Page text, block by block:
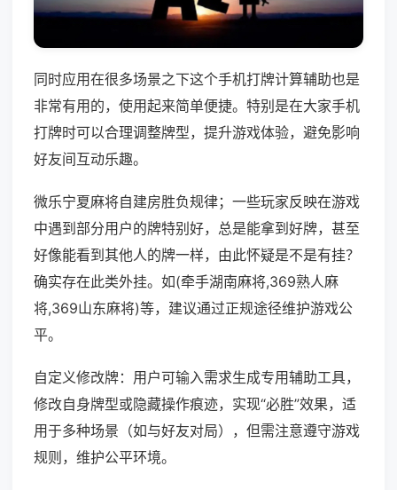
同时应用在很多场景之下这个手机打牌计算辅助也是
非常有用的，使用起来简单便捷。特别是在大家手机
打牌时可以合理调整牌型，提升游戏体验，避免影响
好友间互动乐趣。
微乐宁夏麻将自建房胜负规律；一些玩家反映在游戏
中遇到部分用户的牌特别好，总是能拿到好牌，甚至
好像能看到其他人的牌一样，由此怀疑是不是有挂？
确实存在此类外挂。如(牵手湖南麻将,369熟人麻
将,369山东麻将)等，建议通过正规途径维护游戏公
平。
自定义修改牌：用户可输入需求生成专用辅助工具，
修改自身牌型或隐藏操作痕迹，实现“必胜”效果，适
用于多种场景（如与好友对局），但需注意遵守游戏
规则，维护公平环境。